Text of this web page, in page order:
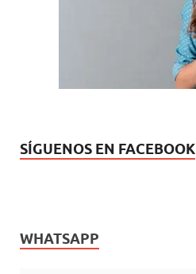
SÍGUENOS EN FACEBOOK
WHATSAPP